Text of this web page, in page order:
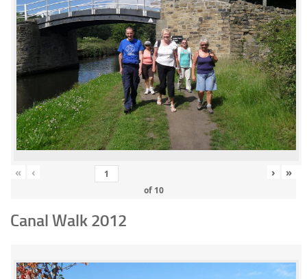
« ‹
of 10
› »
Canal Walk 2012